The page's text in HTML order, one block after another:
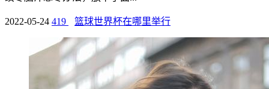
2022-05-24 419 篮球世界杯在哪里举行